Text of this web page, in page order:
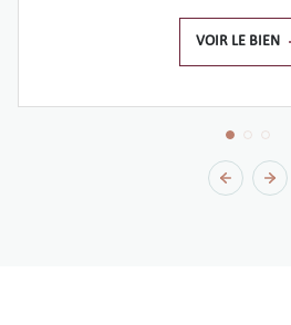
VOIR LE BIEN